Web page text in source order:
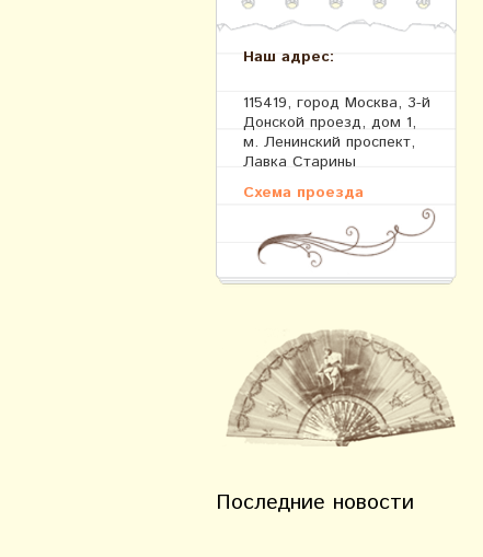
Наш адрес:
115419, город Москва, 3-й
Донской проезд, дом 1,
м. Ленинский проспект,
Лавка Старины
Схема проезда
Последние новости